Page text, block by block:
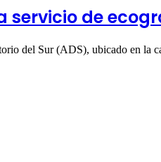
servicio de
del Sur (ADS), ubicado en la